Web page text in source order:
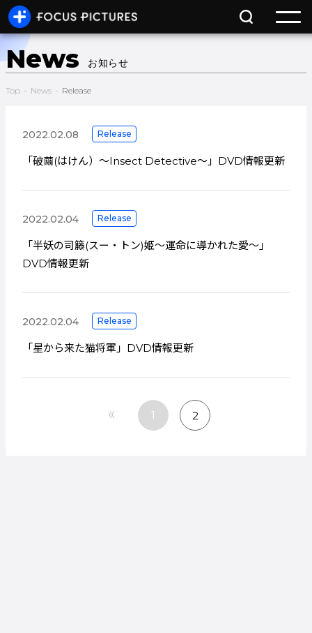
News お知らせ
Top - News - Release
2022.02.08 Release
「破繭(はけん）～Insect Detective～」DVD情報更新
2022.02.04 Release
「半妖の司籐(スー・トン)姫～運命に導かれた愛～」
DVD情報更新
2022.02.04 Release
「星から来た猫将軍」DVD情報更新
« 1 2